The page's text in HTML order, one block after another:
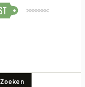
Zoeken